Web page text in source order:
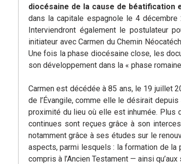
diocésaine de la cause de béatification
dans la capitale espagnole le 4 décembre
Interviendront également le postulateur
initiateur avec Carmen du Chemin
Une fois la phase diocésaine close, les
son développement dans la « phase
Carmen est décédée à 85 ans, le 19 juillet
de l’Évangile, comme elle le désirait
proximité du lieu où elle est inhumée. Plus
continues sont reçues grâce à son
notamment grâce à ses études sur le
aspects, parmi lesquels : la formation de la
compris à l’Ancien Testament — ainsi